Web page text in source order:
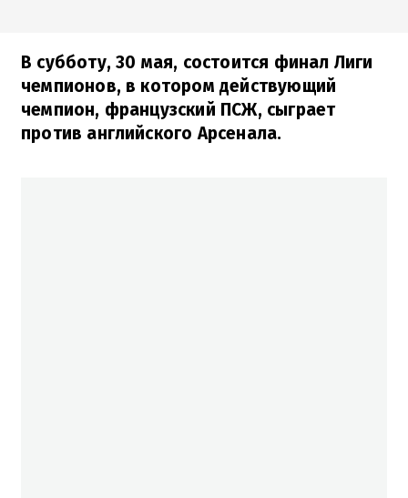
В субботу, 30 мая, состоится финал Лиги
чемпионов, в котором действующий
чемпион, французский ПСЖ, сыграет
против английского Арсенала.